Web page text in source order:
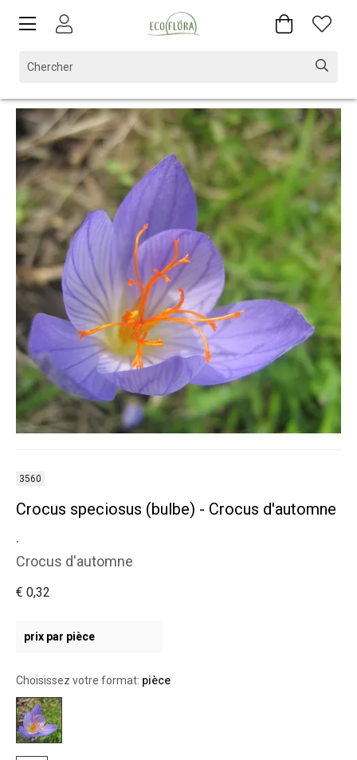
3560
Crocus speciosus (bulbe) - Crocus d'automne
.
Crocus d'automne
€ 0,32
prix par pièce
Choisissez votre format: pièce